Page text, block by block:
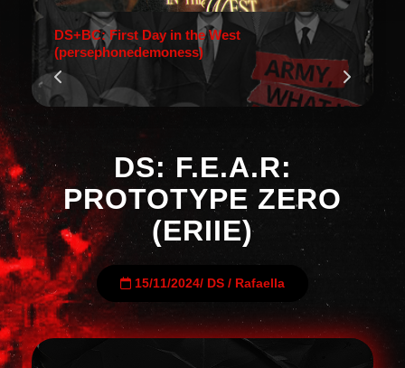
DS+BC: First Day in the West
(persephonedemoness)
DS: F.E.A.R:
PROTOTYPE ZERO
(ERIIE)
15/11/2024/ DS / Rafaella